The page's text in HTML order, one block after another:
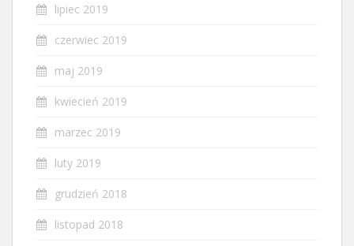
lipiec 2019
czerwiec 2019
maj 2019
kwiecień 2019
marzec 2019
luty 2019
grudzień 2018
listopad 2018